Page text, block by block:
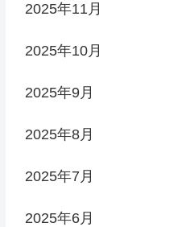
2025年11月
2025年10月
2025年9月
2025年8月
2025年7月
2025年6月